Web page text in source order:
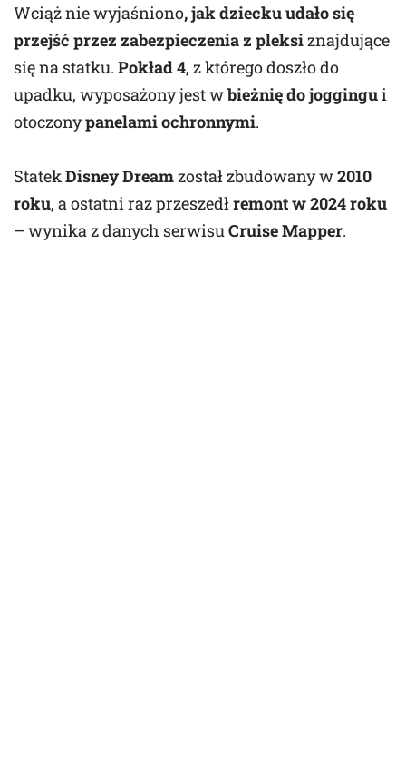
Wciąż nie wyjaśniono, jak dziecku udało się
przejść przez zabezpieczenia z pleksiznajdujące
się na statku. Pokład 4, z którego doszło do
upadku, wyposażony jest wbieżnię do joggingui
otoczonypanelami ochronnymi.
StatekDisney Dreamzostał zbudowany w2010
roku, a ostatni raz przeszedł remont w 2024 roku
– wynika z danych serwisu Cruise Mapper.